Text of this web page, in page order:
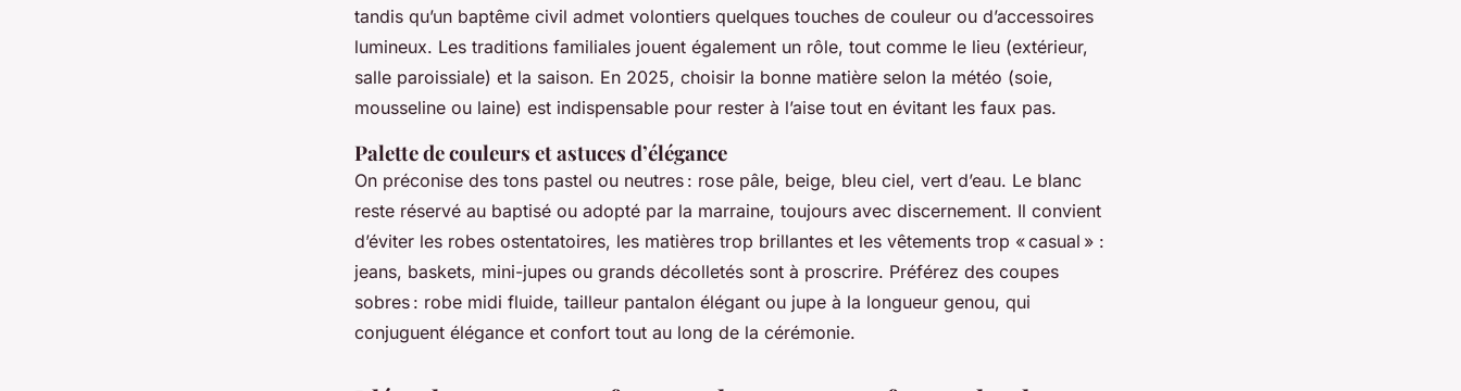
tandis qu’un baptême civil admet volontiers quelques touches de couleur ou d’accessoires
lumineux. Les traditions familiales jouent également un rôle, tout comme le lieu (extérieur,
salle paroissiale) et la saison. En 2025, choisir la bonne matière selon la météo (soie,
mousseline ou laine) est indispensable pour rester à l’aise tout en évitant les faux pas.
Palette de couleurs et astuces d’élégance
On préconise des tons pastel ou neutres : rose pâle, beige, bleu ciel, vert d’eau. Le blanc
reste réservé au baptisé ou adopté par la marraine, toujours avec discernement. Il convient
d’éviter les robes ostentatoires, les matières trop brillantes et les vêtements trop « casual » :
jeans, baskets, mini-jupes ou grands décolletés sont à proscrire. Préférez des coupes
sobres : robe midi fluide, tailleur pantalon élégant ou jupe à la longueur genou, qui
conjuguent élégance et confort tout au long de la cérémonie.